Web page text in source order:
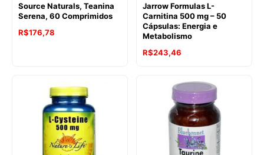
Source Naturals, Teanina
Serena, 60 Comprimidos
R$176,78
Jarrow Formulas L-
Carnitina 500 mg – 50
Cápsulas: Energia e
Metabolismo
R$243,46